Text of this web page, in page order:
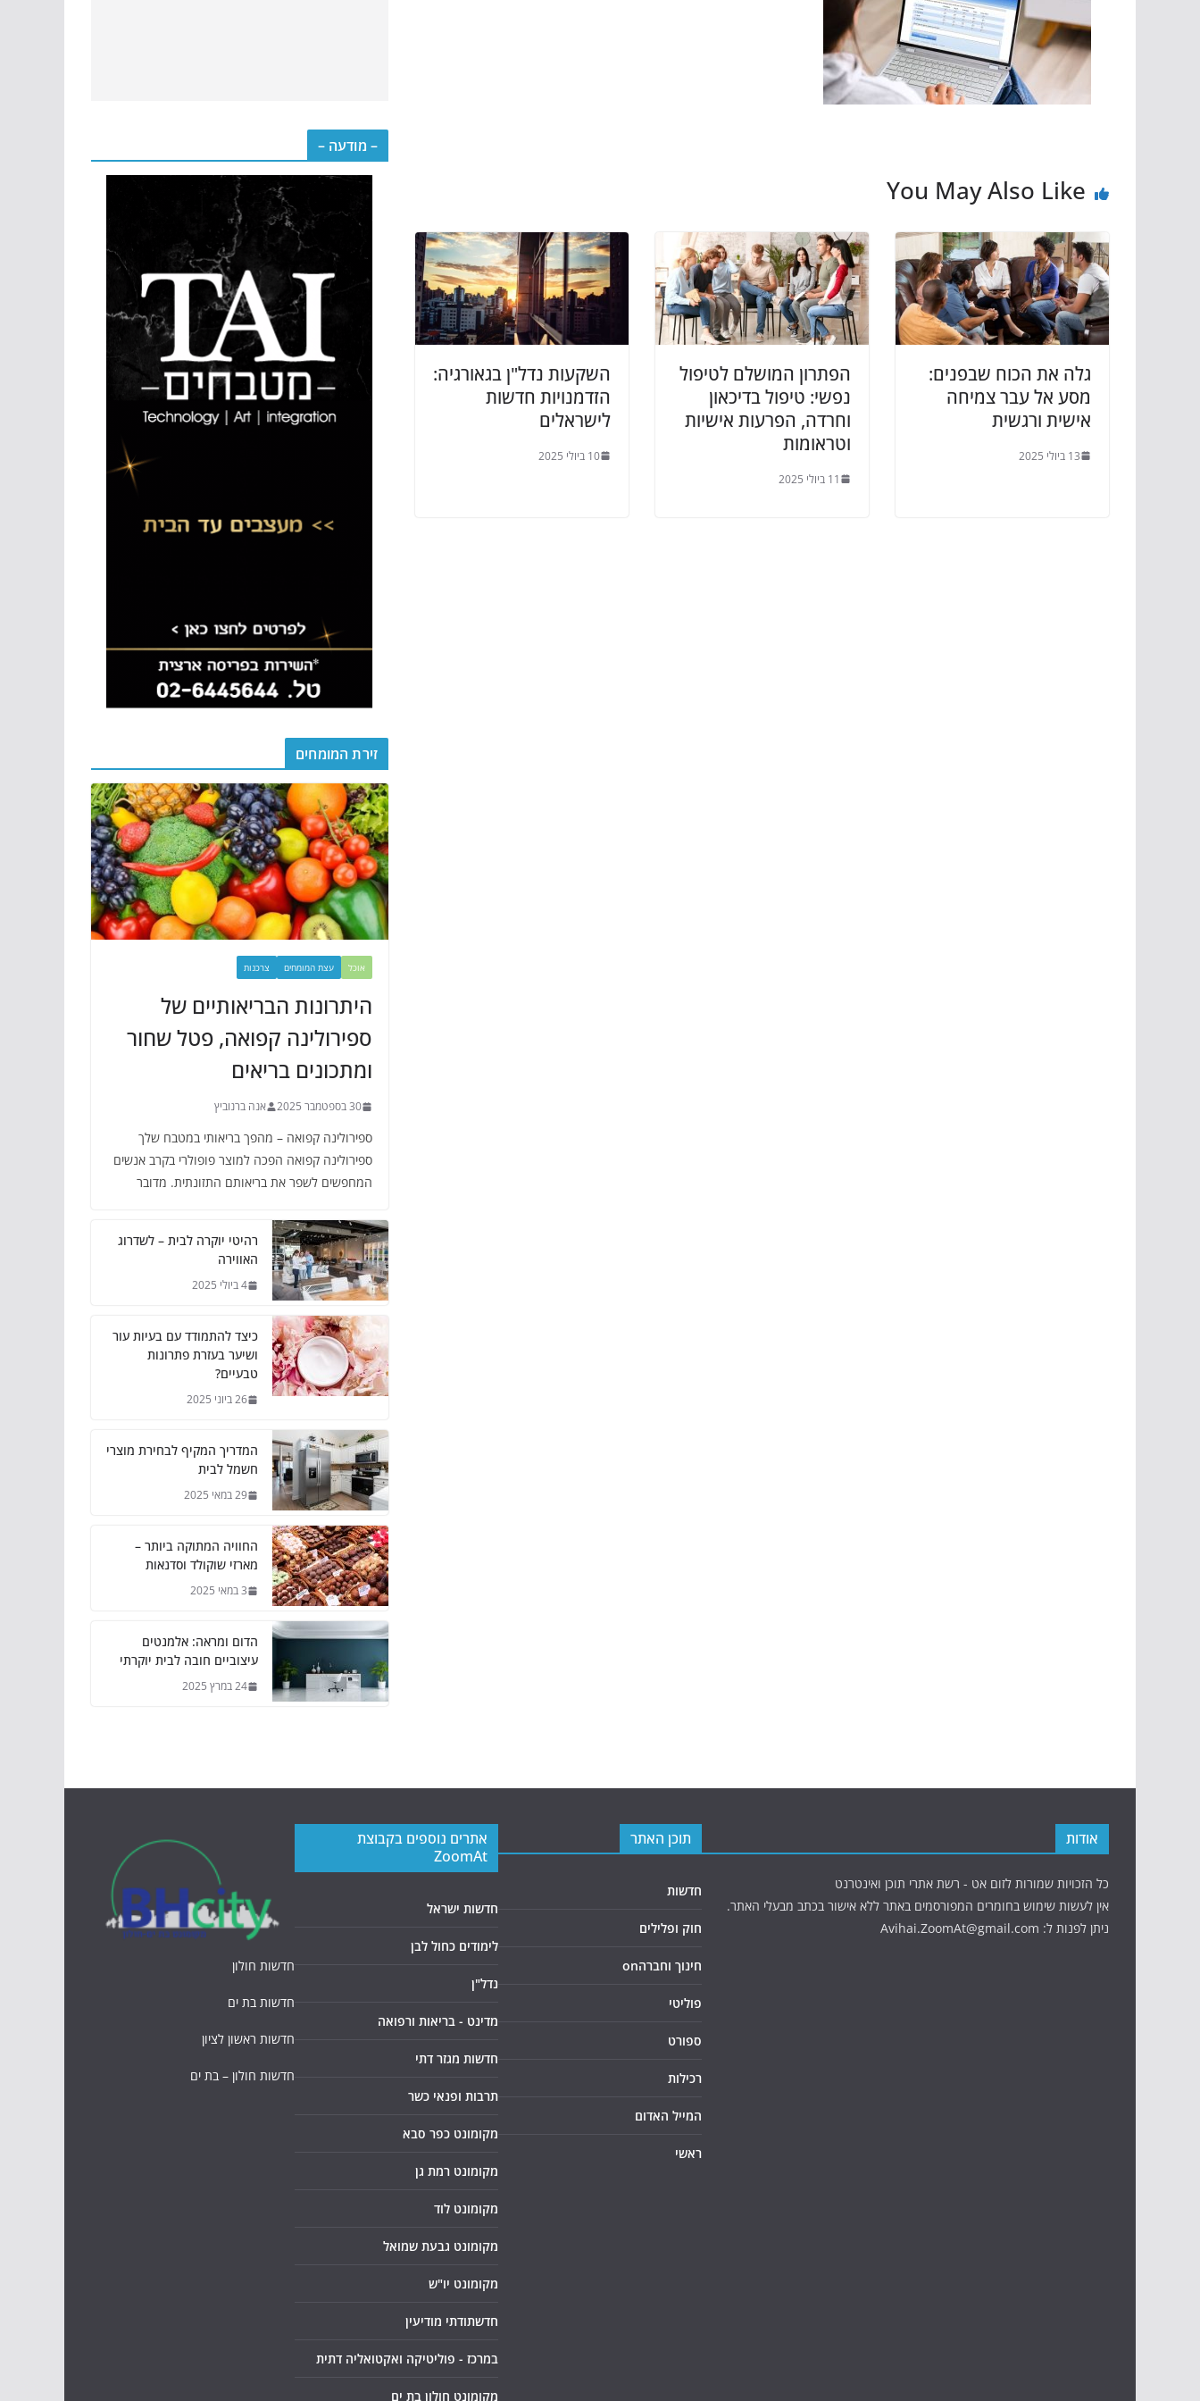
You May Also Like
גלה את הכוח שבפנים:
מסע אל עבר צמיחה
אישית ורגשית
13 ביולי 2025
הפתרון המושלם לטיפול
נפשי: טיפול בדיכאון
וחרדה, הפרעות אישיות
וטראומות
11 ביולי 2025
השקעות נדל"ן בגאורגיה:
הזדמנויות חדשות
לישראלים
10 ביולי 2025
– מודעה –
זירת המומחים
אוכל עצת המומחים צרכנות
היתרונות הבריאותיים של
ספירולינה קפואה, פטל שחור
ומתכונים בריאים
30 בספטמבר 2025 אנה ברנוביץ
ספירולינה קפואה – מהפך בריאותי במטבח שלך
ספירולינה קפואה הפכה למוצר פופולרי בקרב אנשים
המחפשים לשפר את בריאותם התזונתית. מדובר
רהיטי יוקרה לבית – לשדרוג
האווירה
4 ביולי 2025
כיצד להתמודד עם בעיות עור
ושיער בעזרת פתרונות
טבעיים?
26 ביוני 2025
המדריך המקיף לבחירת מוצרי
חשמל לבית
29 במאי 2025
החוויה המתוקה ביותר –
מארזי שוקולד וסדנאות
3 במאי 2025
הדום ומראה: אלמנטים
עיצוביים חובה לבית יוקרתי
24 במרץ 2025
אודות
כל הזכויות שמורות לזום אט - רשת אתרי תוכן ואינטרנט
אין לעשות שימוש בחומרים המפורסמים באתר ללא אישור בכתב מבעלי האתר.
ניתן לפנות ל: Avihai.ZoomAt@gmail.com
תוכן האתר
חדשות
חוק ופלילים
חינוך וחברהon
פוליטי
ספורט
רכילות
המייל האדום
ראשי
אתרים נוספים בקבוצת
ZoomAt
חדשות ישראל
לימודים כחול לבן
נדל"ן
מדינט - בריאות ורפואה
חדשות מגזר דתי
תרבות ופנאי כשר
מקומונט כפר סבא
מקומונט רמת גן
מקומונט לוד
מקומונט גבעת שמואל
מקומונט יו"ש
חדשתודתי מודיעין
במרכז - פוליטיקה ואקטואליה דתית
מקומונט חולון בת ים
חדשות חולון
חדשות בת ים
חדשות ראשון לציון
חדשות חולון – בת ים